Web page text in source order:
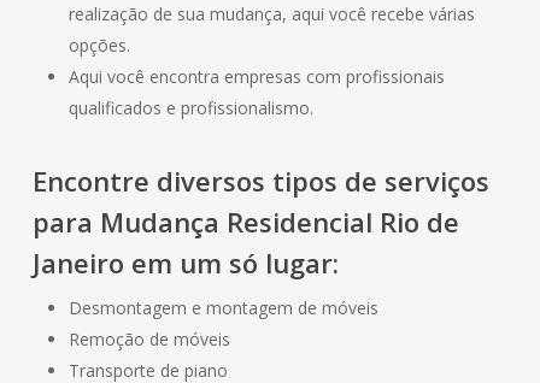
realização de sua mudança, aqui você recebe várias
opções.
Aqui você encontra empresas com profissionais
qualificados e profissionalismo.
Encontre diversos tipos de serviços
para Mudança Residencial Rio de
Janeiro em um só lugar:
Desmontagem e montagem de móveis
Remoção de móveis
Transporte de piano